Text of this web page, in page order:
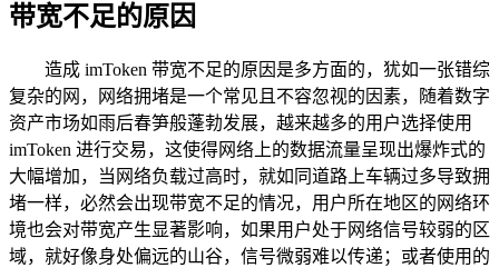
带宽不足的原因
造成 imToken 带宽不足的原因是多方面的，犹如一张错综
复杂的网，网络拥堵是一个常见且不容忽视的因素，随着数字
资产市场如雨后春笋般蓬勃发展，越来越多的用户选择使用
imToken 进行交易，这使得网络上的数据流量呈现出爆炸式的
大幅增加，当网络负载过高时，就如同道路上车辆过多导致拥
堵一样，必然会出现带宽不足的情况，用户所在地区的网络环
境也会对带宽产生显著影响，如果用户处于网络信号较弱的区
域，就好像身处偏远的山谷，信号微弱难以传递；或者使用的